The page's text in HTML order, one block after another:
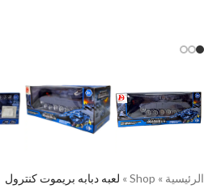
الرئيسية »
Shop
» لعبه دبابه بريموت كنترول